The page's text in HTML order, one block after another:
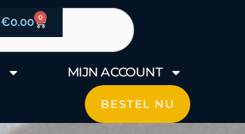
€0.00 0
Winkelwagen
MIJN ACCOUNT
BESTEL NU